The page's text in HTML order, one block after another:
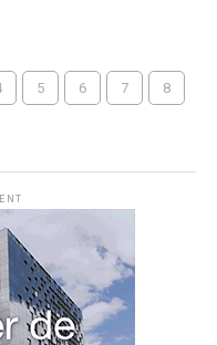
5 6 7 8